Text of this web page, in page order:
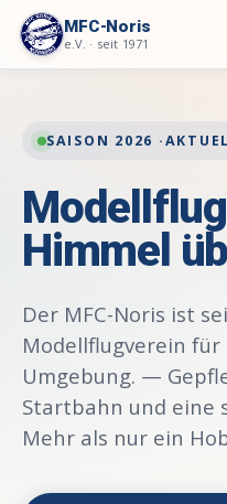
MFC-Noris
e.V. · seit 1971
SAISON 2026 ·
Himmel
Der MFC-Noris ist
Modellflugverein
Umgebung. —
Startbahn und eine
Mehr als nur ein